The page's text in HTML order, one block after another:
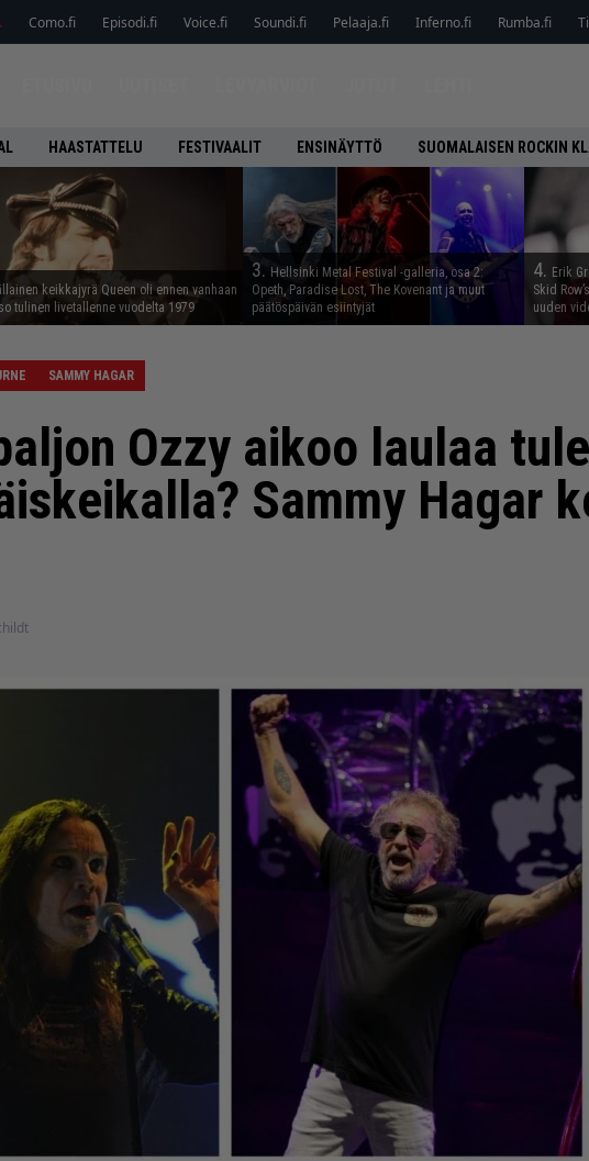
Como.fi Episodi.fi Voice.fi Soundi.fi Pelaaja.fi Inferno.fi Rumba.fi
HAASTATTELU FESTIVAALIT ENSINÄYTTÖ SUOMALAISEN ROCKIN
keikkajyrä Queen oli ennen vanhaan
tulinen livetallenne vuodelta 1979
3. Hellsinki Metal Festival -galleria, osa 2:
Opeth, Paradise Lost, The Kovenant ja muut
päätöspäivän esiintyjät
4. Erik
Skid
uuden
SAMMY HAGAR
Ozzy aikoo laulaa
Sammy Hagar